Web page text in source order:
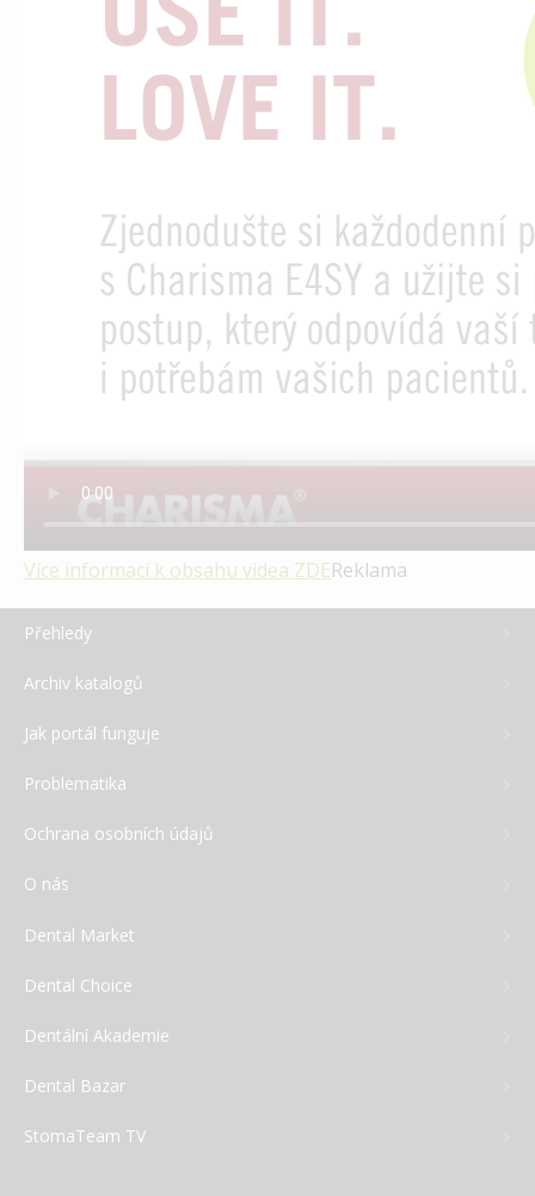
Více informací k obsahu videa ZDEReklama
Přehledy
Archiv katalogů
Jak portál funguje
Problematika
Ochrana osobních údajů
O nás
Dental Market
Dental Choice
Dentální Akademie
Dental Bazar
StomaTeam TV